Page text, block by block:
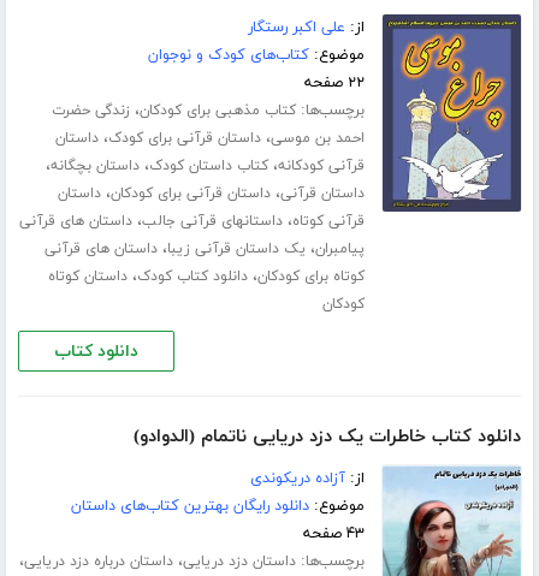
از: علی اکبر رستگار
موضوع:کتاب‌های کودک و نوجوان
۲۲ صفحه
برچسب‌ها:کتاب مذهبی برای کودکان، زندگی حضرت
احمد بن موسی،داستان قرآنی برای کودک،داستان
قرآنی کودکانه،کتاب داستان کودک،داستان بچگانه،
داستان قرآنی،داستان قرآنی برای کودکان،داستان
قرآنی کوتاه،داستانهای قرآنی جالب،داستان های قرآنی
پیامبران، یک داستان قرآنی زیبا،داستان های قرآنی
کوتاه برای کودکان،دانلود کتاب کودک،داستان کوتاه
کودکان
دانلود کتاب
دانلود کتاب خاطرات یک دزد دریایی ناتمام (الدوادو)
از:آزاده دریکوندی
موضوع:دانلود رایگان بهترین کتاب‌های داستان
۴۳ صفحه
برچسب‌ها:داستان دزد دریایی،داستان درباره دزد دریایی،